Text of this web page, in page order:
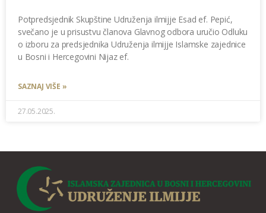
Potpredsjednik Skupštine Udruženja ilmijje Esad ef. Pepić,
svečano je u prisustvu članova Glavnog odbora uručio Odluku
o izboru za predsjednika Udruženja ilmijje Islamske zajednice
u Bosni i Hercegovini Nijaz ef.
SAZNAJ VIŠE »
27.05.2025.